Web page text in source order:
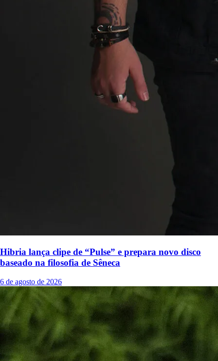
Hibria lança clipe de “Pulse” e prepara novo disco
baseado na filosofia de Sêneca
6 de agosto de 2026